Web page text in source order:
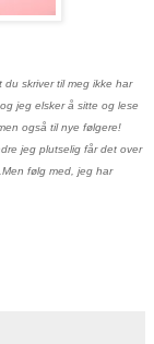
skriver til meg ikke har
jeg elsker å sitte og lese
også til nye følgere!
jeg plutselig får det over
følg med, jeg har